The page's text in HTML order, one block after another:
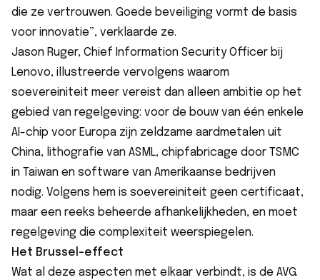
die ze vertrouwen. Goede beveiliging vormt de basis
voor innovatie”, verklaarde ze.
Jason Ruger, Chief Information Security Officer bij
Lenovo, illustreerde vervolgens waarom
soevereiniteit meer vereist dan alleen ambitie op het
gebied van regelgeving: voor de bouw van één enkele
AI-chip voor Europa zijn zeldzame aardmetalen uit
China, lithografie van ASML, chipfabricage door TSMC
in Taiwan en software van Amerikaanse bedrijven
nodig. Volgens hem is soevereiniteit geen certificaat,
maar een reeks beheerde afhankelijkheden, en moet
regelgeving die complexiteit weerspiegelen.
Het Brussel-effect
Wat al deze aspecten met elkaar verbindt, is de AVG.